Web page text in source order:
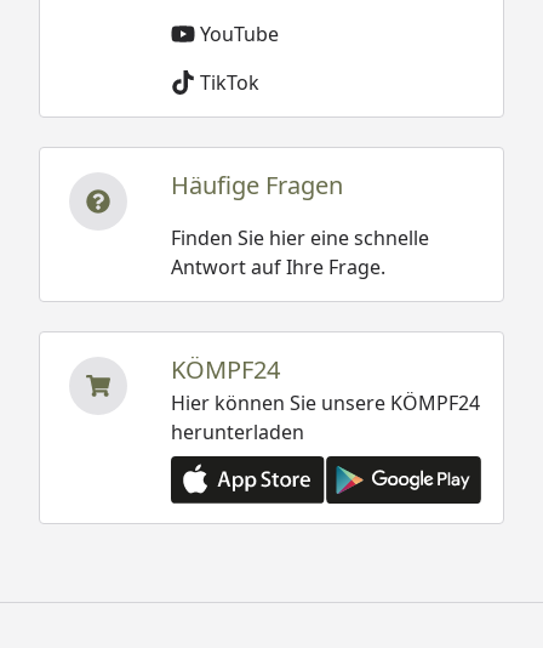
YouTube
TikTok
Häufige Fragen
Finden Sie hier eine schnelle
Antwort auf Ihre Frage.
KÖMPF24
Hier können Sie unsere KÖMPF24
herunterladen